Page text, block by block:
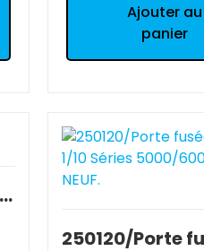
Ajouter au
panier
250110/Support de triangles AV T2M 1/10 Séries 5000/7000 OCCASION RUNNER.